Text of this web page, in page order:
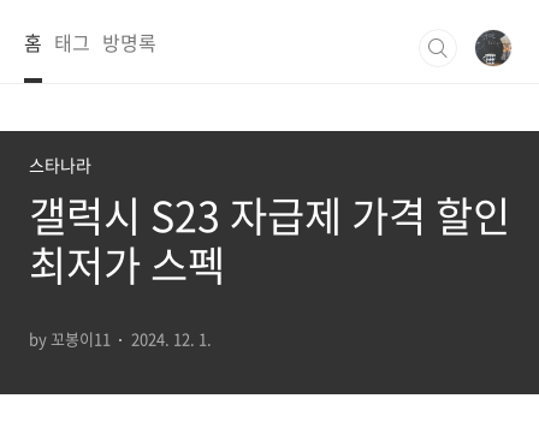
홈 태그 방명록
스타나라
갤럭시 S23 자급제 가격 할인
최저가 스펙
by 꼬봉이11 2024. 12. 1.